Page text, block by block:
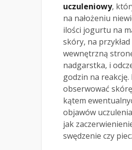
uczuleniowy,
na nałożeniu
ilości jogurtu na
skóry, na przykład
wewnętrzną
nadgarstka, i
godzin na reakcję.
obserwować
kątem
objawów
jak
swędzenie czy